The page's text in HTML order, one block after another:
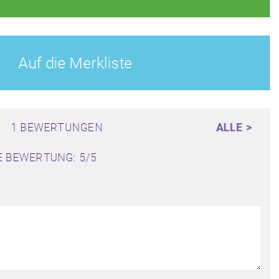
Auf die Merkliste
1 BEWERTUNGEN ALLE >
BEWERTUNG: 5/5